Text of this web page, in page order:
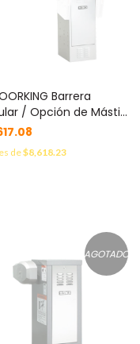
Barrera
/ Opción de Mástil
8 Metros / Motor
Uso Continuo
/ 5 Años de
1602-090
de$8,618.23
AGOTADO